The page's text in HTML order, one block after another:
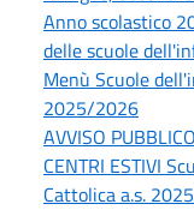
Anno scolastico
delle scuole
Menù Scuole
2025/2026
AVVISO
CENTRI ESTIVI
Cattolica a.s.